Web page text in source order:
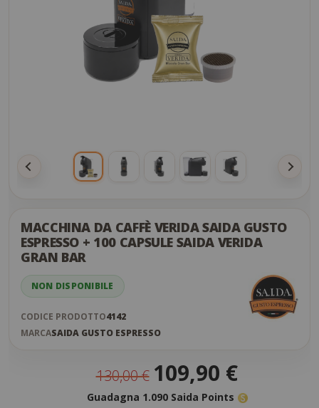
the
end
the
images
gallery
MACCHINA DA CAFFÈ VERIDA SAIDA GUSTO
ESPRESSO + 100 CAPSULE SAIDA VERIDA
GRAN BAR
NON DISPONIBILE
CODICE PRODOTTO4142
MARCASAIDA GUSTO ESPRESSO
130,00 €
Prezzo
speciale
109,90 €
Guadagna 1.090 Saida Points